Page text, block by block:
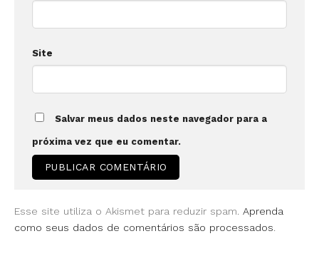
Site
Salvar meus dados neste navegador para a
próxima vez que eu comentar.
Esse site utiliza o Akismet para reduzir spam. Aprenda
como seus dados de comentários são processados